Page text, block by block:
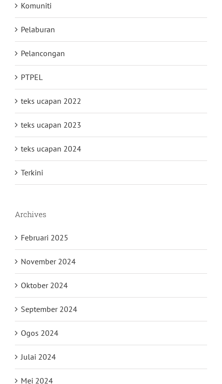
Komuniti
Pelaburan
Pelancongan
PTPEL
teks ucapan 2022
teks ucapan 2023
teks ucapan 2024
Terkini
Archives
Februari 2025
November 2024
Oktober 2024
September 2024
Ogos 2024
Julai 2024
Mei 2024